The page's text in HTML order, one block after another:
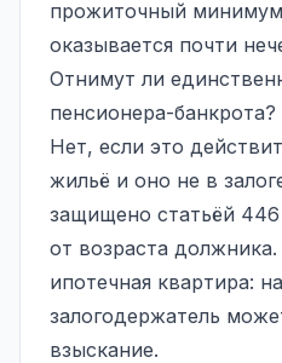
прожиточный
оказывается почти
Отнимут ли
пенсионера-банкрота?
Нет, если это
жильё и оно не в
защищено статьёй
от возраста
ипотечная квартира:
залогодержатель
взыскание.